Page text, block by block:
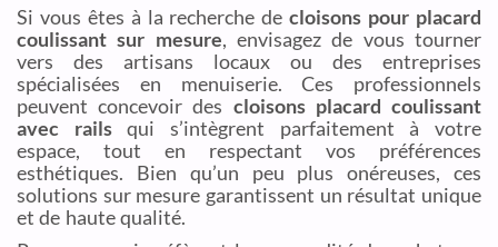
Si vous êtes à la recherche decloisons pour placard
coulissant sur mesure, envisagez de vous tourner
vers des artisans locaux ou des entreprises
spécialisées en menuiserie. Ces professionnels
peuvent concevoir des cloisons placard coulissant
avec railsqui s’intègrent parfaitement à votre
espace, tout en respectant vos préférences
esthétiques. Bien qu’un peu plus onéreuses, ces
solutions sur mesure garantissent un résultat unique
et de haute qualité.